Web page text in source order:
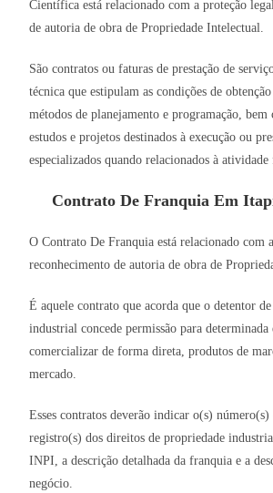
Científica está relacionado com a proteção
de autoria de obra de Propriedade Intelectual.
São contratos ou faturas de prestação de
técnica que estipulam as condições de
métodos de planejamento e programação, bem
estudos e projetos destinados à execução ou
especializados quando relacionados à
Contrato De Franquia Em
O Contrato De Franquia está relacionado com
reconhecimento de autoria de obra de
É aquele contrato que acorda que o detentor
industrial concede permissão para
comercializar de forma direta, produtos de
mercado.
Esses contratos deverão indicar o(s)
registro(s) dos direitos de propriedade
INPI, a descrição detalhada da franquia e a
negócio.